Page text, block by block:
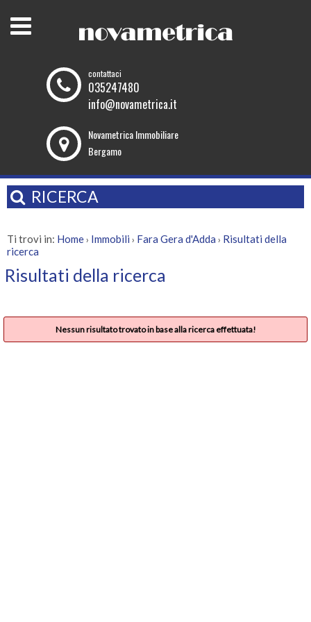
contattaci
035247480
info@novametrica.it
Novametrica Immobiliare
Bergamo
RICERCA
Ti trovi in: Home› Immobili › Fara Gera d'Adda › Risultati della
ricerca
Risultati della ricerca
Nessun risultato trovato in base alla ricerca effettuata!